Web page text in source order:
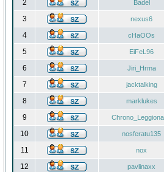
2 Badel
3 nexus6
4 cHaOOs
5 EiFeL96
6
Jiri_Hrma
7 jacktalking
8 marklukes
9
10 nosferatu135
11 nox
12 pavlinaxx